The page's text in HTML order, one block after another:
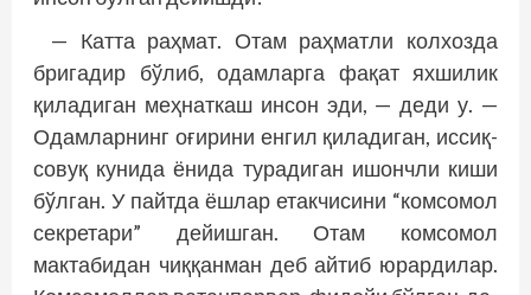
— Катта раҳмат. Отам раҳматли колхозда
бригадир бўлиб, одамларга фақат яхшилик
қиладиган меҳнаткаш инсон эди, — деди у. —
Одамларнинг оғирини енгил қиладиган, иссиқ-
совуқ кунида ёнида турадиган ишончли киши
бўлган. У пайтда ёшлар етакчисини “комсомол
секретари” дейишган. Отам комсомол
мактабидан чиққанман деб айтиб юрардилар.